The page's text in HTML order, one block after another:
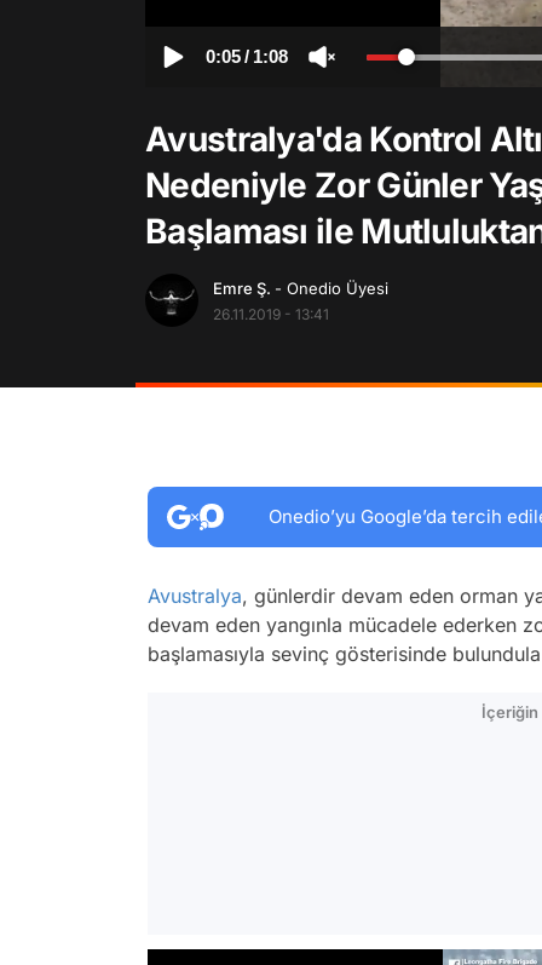
0:05/ 1:08
Avustralya'da Kontrol
Nedeniyle Zor Günler
Başlaması ile
Emre Ş. - Onedio Üyesi
26.11.2019 - 13:41
Onedio’yu Google’da tercih
Avustralya, günlerdir devam eden orman
devam eden yangınla mücadele ederken
başlamasıyla sevinç gösterisinde
İçeriğin